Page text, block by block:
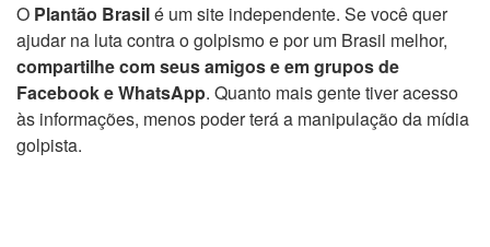
O Plantão Brasilé um site independente. Se você quer
ajudar na luta contra o golpismo e por um Brasil melhor,
compartilhe com seus amigos e em grupos de
Facebook e WhatsApp. Quanto mais gente tiver acesso
às informações, menos poder terá a manipulação da mídia
golpista.